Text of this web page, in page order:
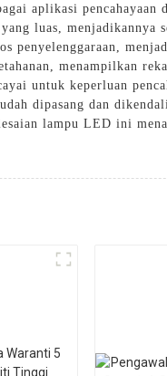
aplikasi pencahayaan
luas, menjadikannya
penyelenggaraan,
menampilkan
untuk keperluan
dipasang dan
lampu LED ini